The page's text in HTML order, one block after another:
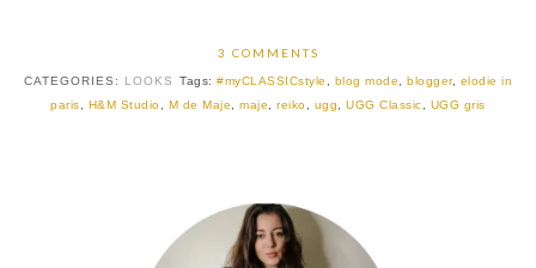
3 COMMENTS
CATEGORIES: LOOKS Tags: #myCLASSICstyle blog mode blogger, elodie in
paris
H&M Studio M de Maje ,maje ,reiko ugg ,UGG Classic UGG gris